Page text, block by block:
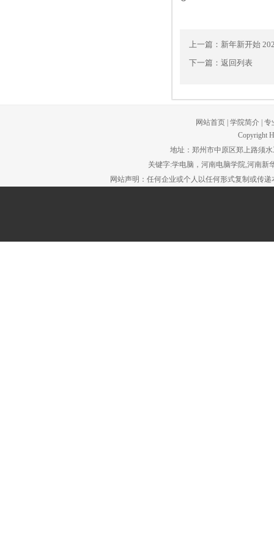
上一篇： 新年新开始
下一篇： 返回列表
网站首页 学院简介 专
Copyright
地址：郑州市中原区郑上路须水
关键字:学电脑，河南电脑学院,河南新
网站声明：任何企业或个人以任何形式复制或传